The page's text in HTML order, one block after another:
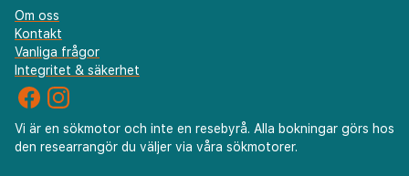
Om oss
Kontakt
Vanliga frågor
Integritet & säkerhet
Vi är en sökmotor och inte en resebyrå. Alla bokningar görs hos
den researrangör du väljer via våra sökmotorer.